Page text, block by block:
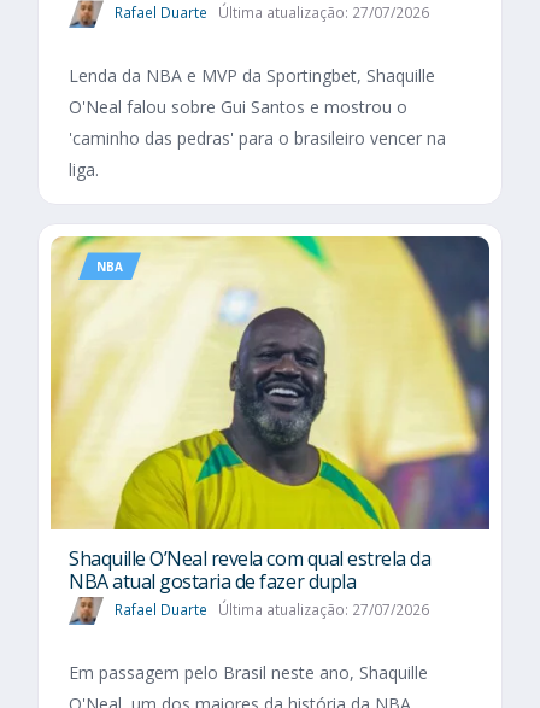
Rafael Duarte Última atualização: 27/07/2026
Lenda da NBA e MVP da Sportingbet, Shaquille
O'Neal falou sobre Gui Santos e mostrou o
'caminho das pedras' para o brasileiro vencer na
liga.
NBA
Shaquille O’Neal revela com qual estrela da
NBA atual gostaria de fazer dupla
Rafael Duarte Última atualização: 27/07/2026
Em passagem pelo Brasil neste ano, Shaquille